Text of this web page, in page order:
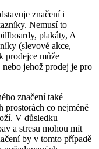
značení i
Nemusí to
plakáty, A
(slevové akce,
prodejce může
jehož prodej je pro
značení také
prostorách co nejméně
V důsledku
a stresu mohou mít
by v tomto případě